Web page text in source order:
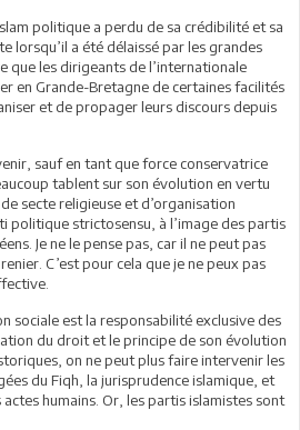
politique a perdu de sa crédibilité et sa
lorsqu’il a été délaissé par les grandes
que les dirigeants de l’internationale
en Grande-Bretagne de certaines facilités
et de propager leurs discours depuis
sauf en tant que force conservatrice
tablent sur son évolution en vertu
secte religieuse et d’organisation
politique strictosensu, à l’image des partis
Je ne le pense pas, car il ne peut pas
C’est pour cela que je ne peux pas
sociale est la responsabilité exclusive des
du droit et le principe de son évolution
on ne peut plus faire intervenir les
du Fiqh, la jurisprudence islamique, et
humains. Or, les partis islamistes sont